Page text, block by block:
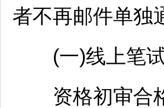
者不再邮件单独
(一)线上笔
资格初审合格